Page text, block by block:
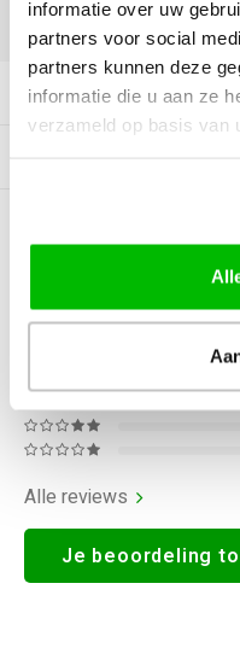
informatie over uw
partners voor social
partners kunnen deze
informatie die u aan ze
verzameld op basis van
Productomschrijving
0Reviews
Alle reviews
Je beoordeling